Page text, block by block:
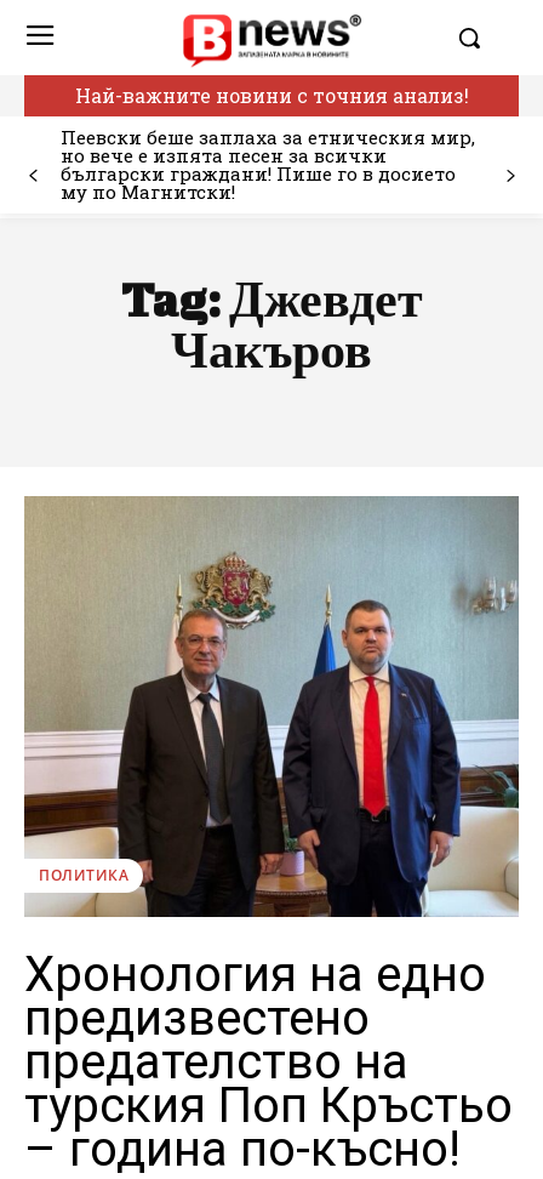
Най-важните новини с точния анализ!
Пеевски беше заплаха за етническия мир,
но вече е изпята песен за всички
български граждани! Пише го в досието
му по Магнитски!
Tag:Джевдет
Чакъров
ПОЛИТИКА
Хронология на едно
предизвестено
предателство на
турския Поп Кръстьо
– година по-късно!